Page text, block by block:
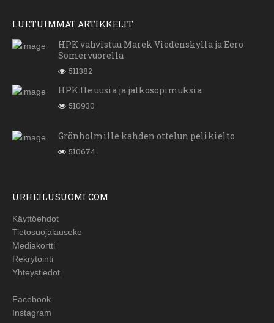
LUETUIMMAT ARTIKKELIT
HPK vahvistuu Marek Viedenskylla ja Eero
Somervuorella
511382
HPK:lle uusia ja jatkosopimuksia
510930
Grönholmille kahden ottelun pelikielto
510674
URHEILUSUOMI.COM
Käyttöehdot
Tietosuojalauseke
Mediakortti
Rekrytointi
Yhteystiedot
Facebook
Instagram